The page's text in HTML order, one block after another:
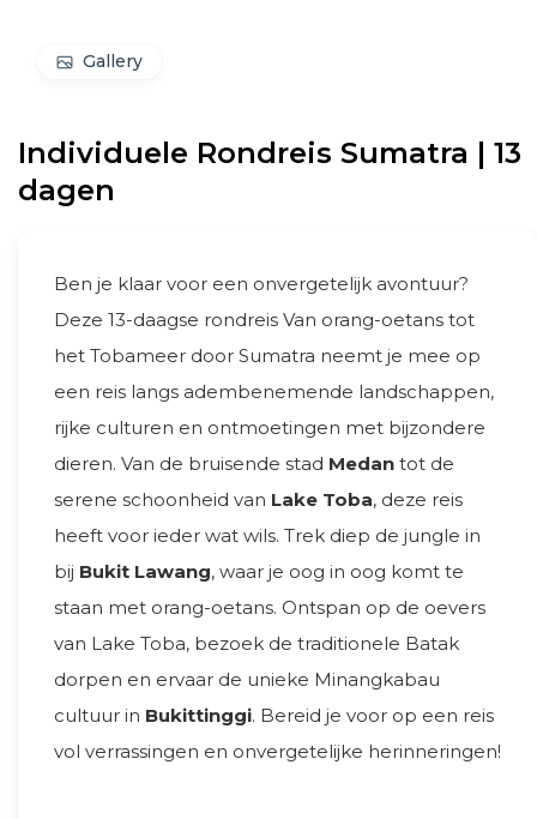
Gallery
Individuele Rondreis Sumatra | 13
dagen
Ben je klaar voor een onvergetelijk avontuur?
Deze 13-daagse rondreis Van orang-oetans tot
het Tobameer door Sumatra neemt je mee op
een reis langs adembenemende landschappen,
rijke culturen en ontmoetingen met bijzondere
dieren. Van de bruisende stad Medan tot de
serene schoonheid van Lake Toba, deze reis
heeft voor ieder wat wils. Trek diep de jungle in
bij Bukit Lawang, waar je oog in oog komt te
staan met orang-oetans. Ontspan op de oevers
van Lake Toba, bezoek de traditionele Batak
dorpen en ervaar de unieke Minangkabau
cultuur in Bukittinggi. Bereid je voor op een reis
vol verrassingen en onvergetelijke herinneringen!